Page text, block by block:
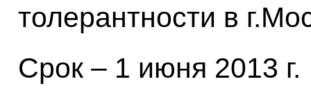
толерантности в
Срок – 1 июня 2013 г.